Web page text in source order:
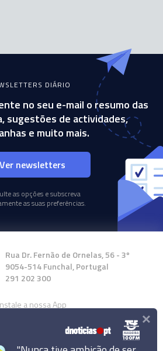
DIÁRIO
no seu e-mail o resumo das
sugestões de actividades,
e muito mais.
Ver newsletters
as opções e subscreva
as suas preferências.
Rua Dr. Fernão de Ornelas, 56 - 3º
9054-514 Funchal, Portugal
291 202 300
a nossa App ×